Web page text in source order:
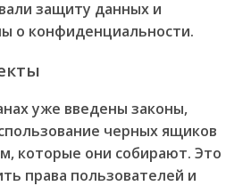
защиту данных и
о конфиденциальности.
уже введены законы,
черных ящиков
которые они собирают. Это
права пользователей и